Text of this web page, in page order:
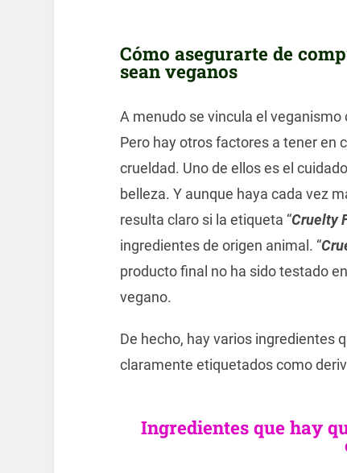
Cómo asegurarte de
sean veganos
A menudo se vincula el
Pero hay otros factores a tener en
crueldad. Uno de ellos es el
belleza. Y aunque haya cada vez
resulta claro si la etiqueta “Cruelty
ingredientes de origen animal. “
producto final no ha sido testado
vegano.
De hecho, hay varios ingredientes
claramente etiquetados como
Ingredientes que hay